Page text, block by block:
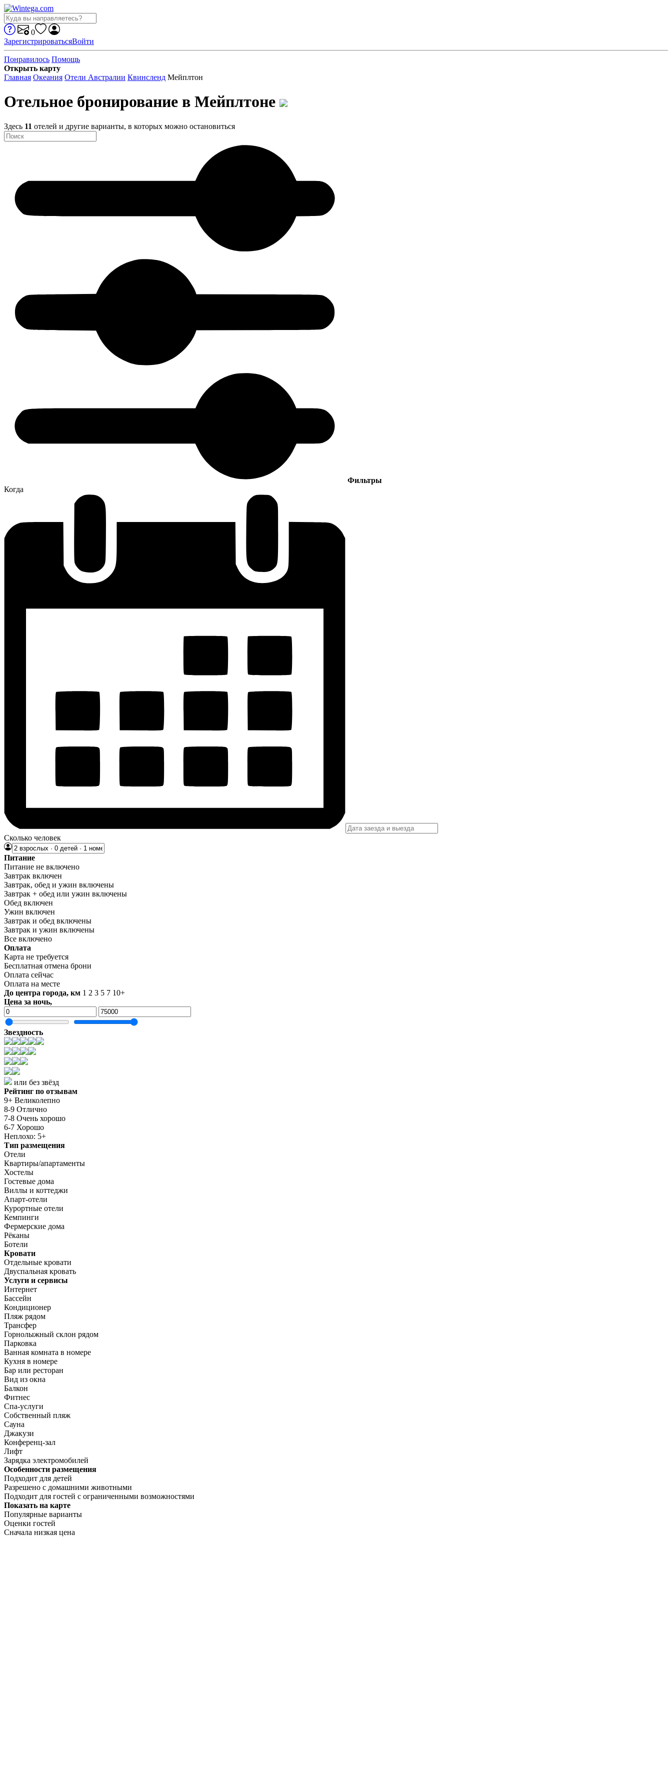
0
ЗарегистрироватьсяВойти
Понравилось Помощь
Открыть карту
Главная Океания Отели Австралии Квинсленд Мейплтон
Отельное бронирование в Мейплтоне
Здесь 11 отелей и другие варианты, в которых можно остановиться
Фильтры
Когда
Сколько человек
Питание
Питание не включено
Завтрак включен
Завтрак, обед и ужин включены
Завтрак + обед или ужин включены
Обед включен
Ужин включен
Завтрак и обед включены
Завтрак и ужин включены
Все включено
Оплата
Карта не требуется
Бесплатная отмена брони
Оплата сейчас
Оплата на месте
До центра города, км 1 2 3 5 7 10+
Цена за ночь,
Звездность
или без звёзд
Рейтинг по отзывам
9+ Великолепно
8-9 Отлично
7-8 Очень хорошо
6-7 Хорошо
Неплохо: 5+
Тип размещения
Отели
Квартиры/апартаменты
Хостелы
Гостевые дома
Виллы и коттеджи
Апарт-отели
Курортные отели
Кемпинги
Фермерские дома
Рёканы
Ботели
Кровати
Отдельные кровати
Двуспальная кровать
Услуги и сервисы
Интернет
Бассейн
Кондиционер
Пляж рядом
Трансфер
Горнолыжный склон рядом
Парковка
Ванная комната в номере
Кухня в номере
Бар или ресторан
Вид из окна
Балкон
Фитнес
Спа-услуги
Собственный пляж
Сауна
Джакузи
Конференц-зал
Лифт
Зарядка электромобилей
Особенности размещения
Подходит для детей
Разрешено с домашними животными
Подходит для гостей с ограниченными возможностями
Показать на карте
Популярные варианты
Оценки гостей
Сначала низкая цена